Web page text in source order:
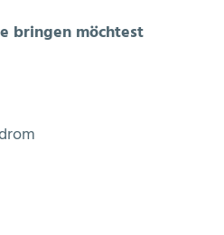
bringen möchtest